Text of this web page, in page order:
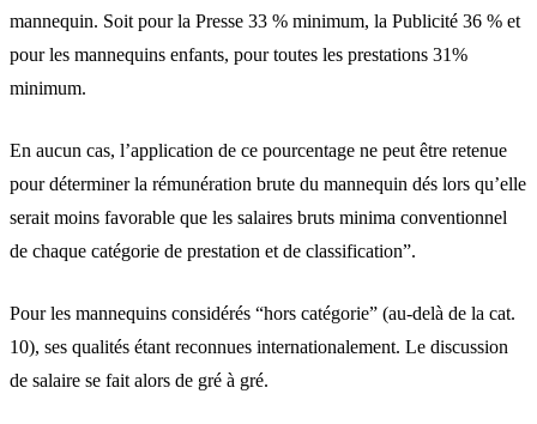
mannequin. Soit pour la Presse 33 % minimum, la Publicité 36 % et
pour les mannequins enfants, pour toutes les prestations 31%
minimum.
En aucun cas, l’application de ce pourcentage ne peut être retenue
pour déterminer la rémunération brute du mannequin dés lors qu’elle
serait moins favorable que les salaires bruts minima conventionnel
de chaque catégorie de prestation et de classification”.
Pour les mannequins considérés “hors catégorie” (au-delà de la cat.
10), ses qualités étant reconnues internationalement. Le discussion
de salaire se fait alors de gré à gré.